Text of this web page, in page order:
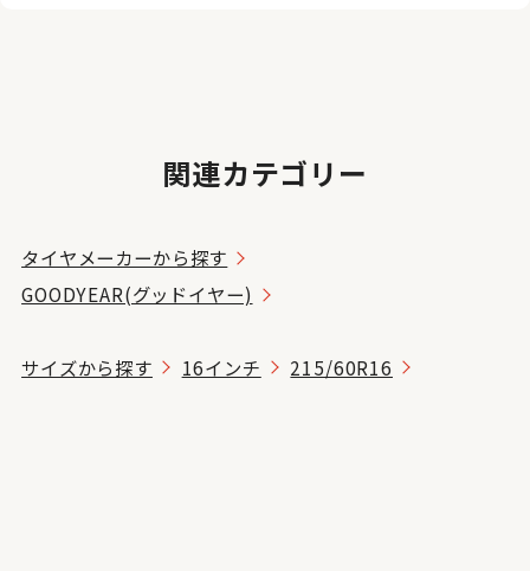
関連カテゴリー
タイヤメーカーから探す
GOODYEAR(グッドイヤー)
サイズから探す 16インチ 215/60R16